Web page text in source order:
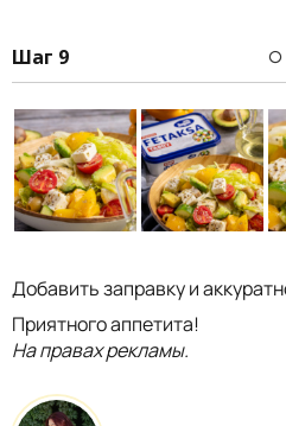
Шаг 9
Добавить заправку и
Приятного аппетита!
На правах рекламы.